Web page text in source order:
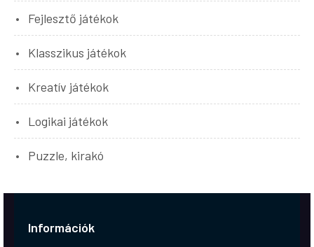
Fejlesztő játékok
Klasszikus játékok
Kreatív játékok
Logikai játékok
Puzzle, kirakó
Információk